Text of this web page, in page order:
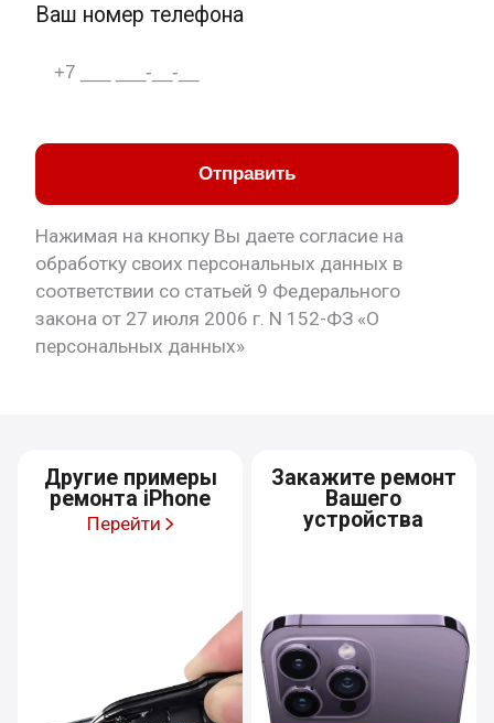
Ваш номер телефона
Отправить
Нажимая на кнопку Вы даете согласие на
обработку своих персональных данных в
соответствии со статьей 9 Федерального
закона от 27 июля 2006 г. N 152-ФЗ «О
персональных данных»
Другие примеры
ремонта iPhone
Перейти
Закажите ремонт
Вашего
устройства